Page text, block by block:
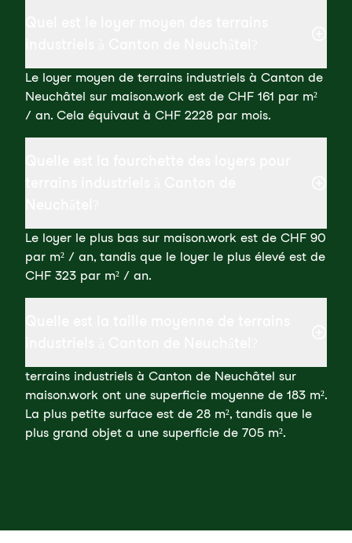
Le loyer moyen de terrains industriels à Canton de
Neuchâtel sur maison.work est de CHF 161 par m²
/ an. Cela équivaut à CHF 2228 par mois.
Le loyer le plus bas sur maison.work est de CHF 90
par m² / an, tandis que le loyer le plus élevé est de
CHF 323 par m² / an.
terrains industriels à Canton de Neuchâtel sur
maison.work ont une superficie moyenne de 183 m².
La plus petite surface est de 28 m², tandis que le
plus grand objet a une superficie de 705 m².